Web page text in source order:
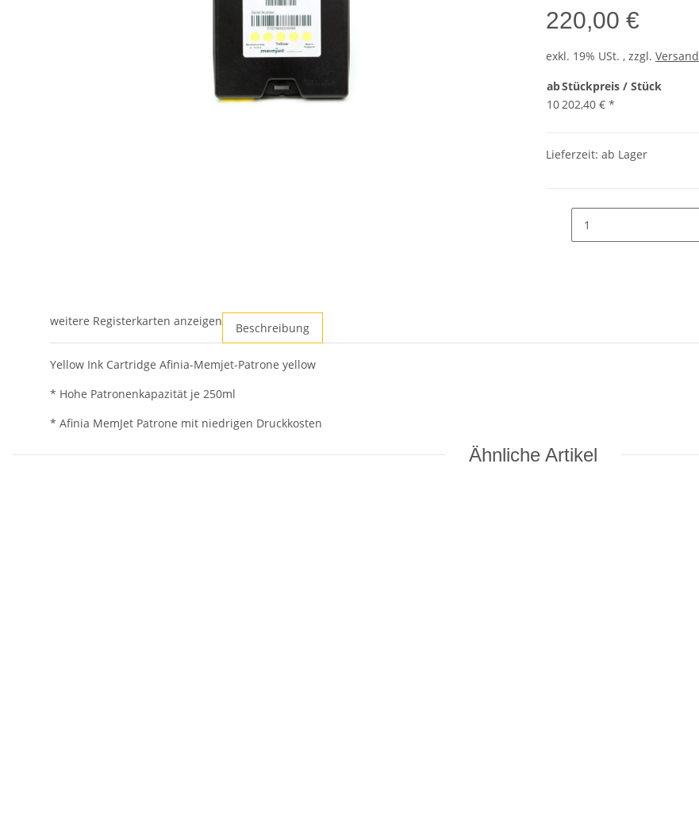
220,00 €
exkl. 19% USt. , zzgl. Versand
abStückpreis / Stück
10 202,40 € *
Lieferzeit: ab Lager
weitere Registerkarten anzeigen Beschreibung
Yellow Ink Cartridge Afinia-Memjet-Patrone yellow
* Hohe Patronenkapazität je 250ml
* Afinia MemJet Patrone mit niedrigen Druckkosten
Ähnliche Artikel